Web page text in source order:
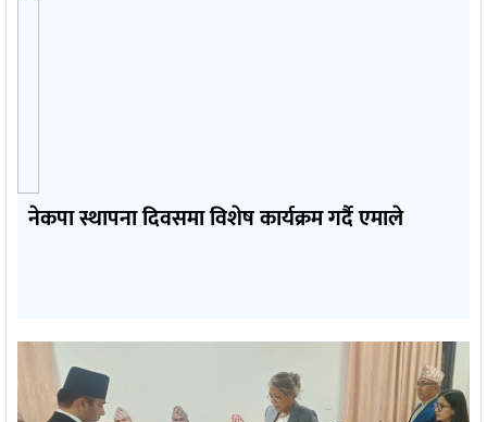
नेकपा स्थापना दिवसमा विशेष कार्यक्रम गर्दै एमाले